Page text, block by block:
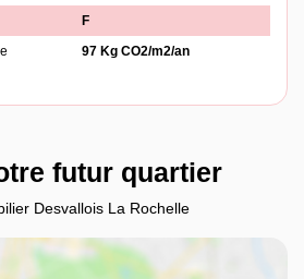
F
97 Kg CO2/m2/an
futur quartier
Desvallois La Rochelle